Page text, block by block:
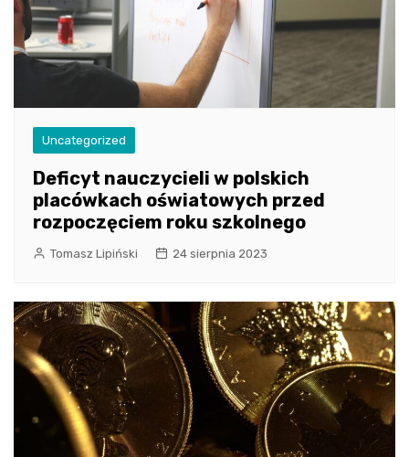
Uncategorized
Deficyt nauczycieli w polskich
placówkach oświatowych przed
rozpoczęciem roku szkolnego
Tomasz Lipiński 24 sierpnia 2023